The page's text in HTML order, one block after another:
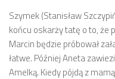
Szymek (Stanisław
końcu oskarży tatę o to, że
Marcin będzie próbował
łatwe. Później Aneta
Amelką. Kiedy pójdą z